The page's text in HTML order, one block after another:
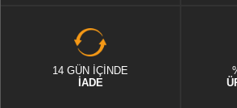
14 GÜN İÇİNDE
İADE